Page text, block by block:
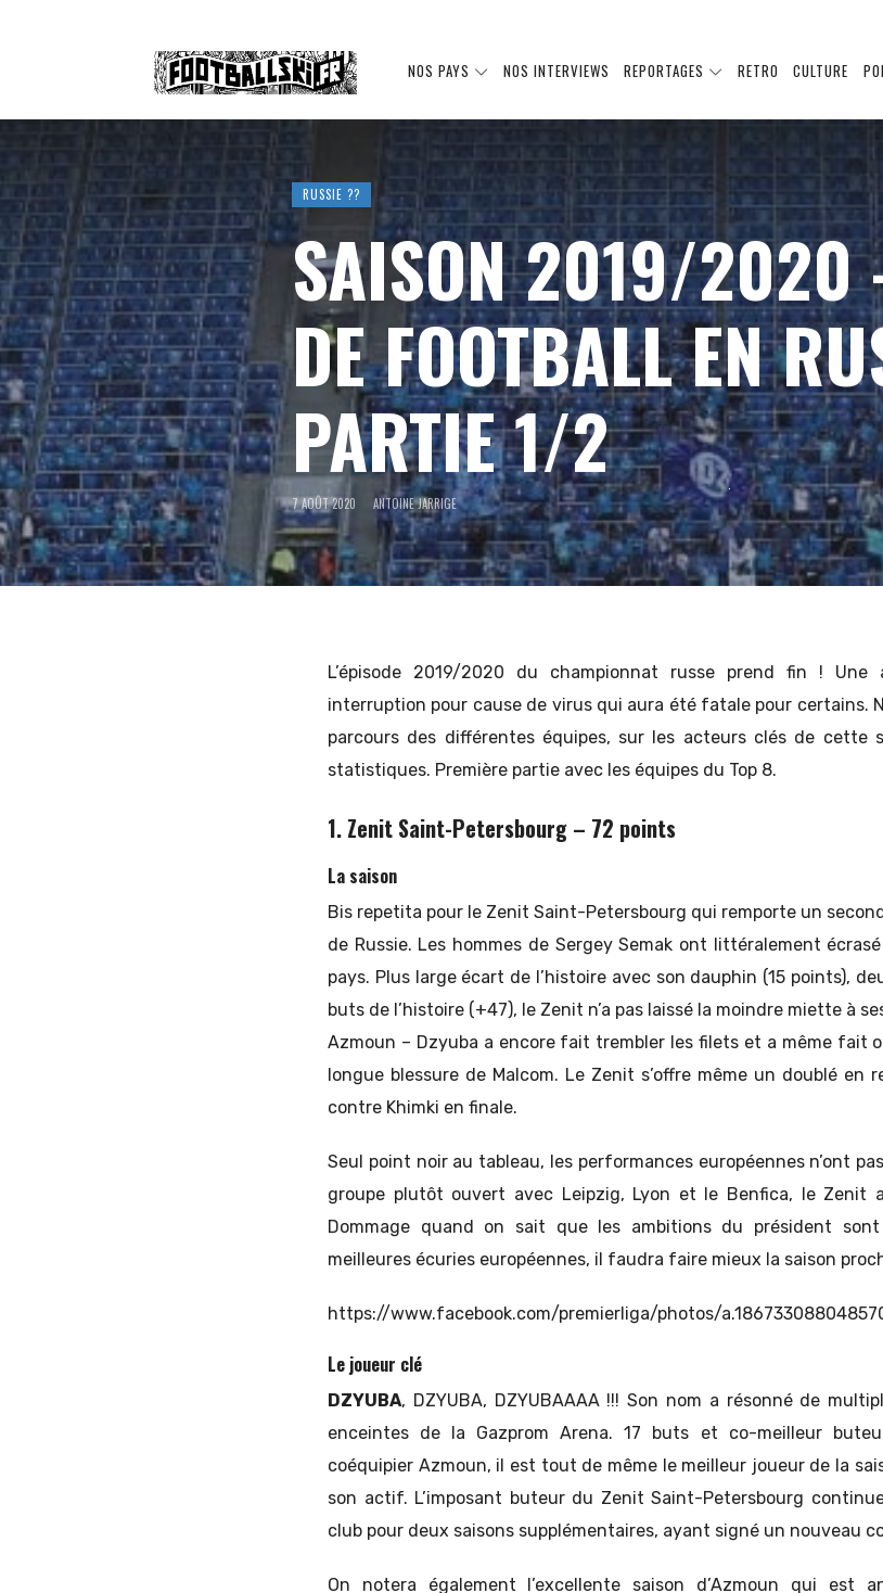
Footballski
football
d'Europe
centrale
et
NOS PAYS NOS INTERVIEWS REPORTAGES RETRO CULTURE
RUSSIE ??
SAISON 2019/2020
DE FOOTBALL EN
PARTIE 1/2
7 AOÛT 2020 ANTOINE JARRIGE
L’épisode 2019/2020 du championnat russe prend fin ! Une
interruption pour cause de virus qui aura été fatale pour certains.
parcours des différentes équipes, sur les acteurs clés de cette
statistiques. Première partie avec les équipes du Top 8.
1. Zenit Saint-Petersbourg – 72 points
La saison
Bis repetita pour le Zenit Saint-Petersbourg qui remporte un
de Russie. Les hommes de Sergey Semak ont littéralement
pays. Plus large écart de l’histoire avec son dauphin (15 points),
buts de l’histoire (+47), le Zenit n’a pas laissé la moindre miette à
Azmoun – Dzyuba a encore fait trembler les filets et a même fait
longue blessure de Malcom. Le Zenit s’offre même un doublé en
contre Khimki en finale.
Seul point noir au tableau, les performances européennes n’ont
groupe plutôt ouvert avec Leipzig, Lyon et le Benfica, le Zenit
Dommage quand on sait que les ambitions du président
meilleures écuries européennes, il faudra faire mieux la saison
https://www.facebook.com/premierliga/photos/
Le joueur clé
DZYUBA, DZYUBA, DZYUBAAAA !!! Son nom a résonné de
enceintes de la Gazprom Arena. 17 buts et co-meilleur
coéquipier Azmoun, il est tout de même le meilleur joueur de la
son actif. L’imposant buteur du Zenit Saint-Petersbourg
club pour deux saisons supplémentaires, ayant signé un nouveau
On notera également l’excellente saison d’Azmoun qui est